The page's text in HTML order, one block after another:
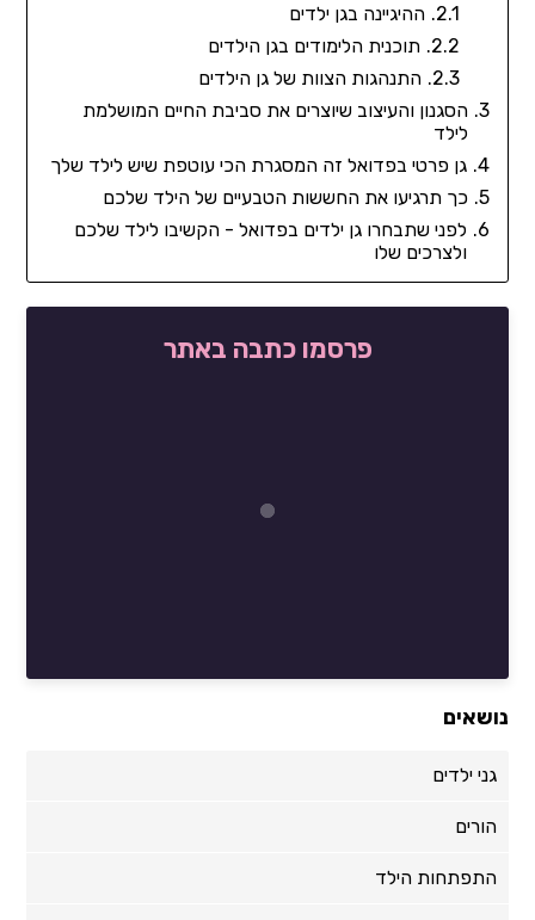
ההיגיינה בגן ילדים
תוכנית הלימודים בגן הילדים
התנהגות הצוות של גן הילדים
הסגנון והעיצוב שיוצרים את סביבת החיים המושלמת
לילד
גן פרטי בפדואל זה המסגרת הכי עוטפת שיש לילד שלך
כך תרגיעו את החששות הטבעיים של הילד שלכם
לפני שתבחרו גן ילדים בפדואל - הקשיבו לילד שלכם
ולצרכים שלו
פרסמו כתבה באתר
נושאים
גני ילדים
הורים
התפתחות הילד